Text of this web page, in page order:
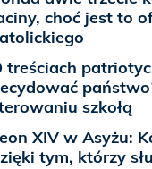
choć jest to
treściach
szkołą
XIV w Asyżu:
tym, którzy